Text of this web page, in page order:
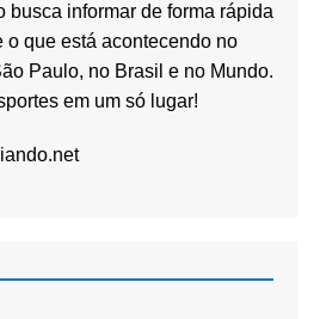
busca informar de forma rápida
o que está acontecendo no
Paulo, no Brasil e no Mundo.
em um só lugar!